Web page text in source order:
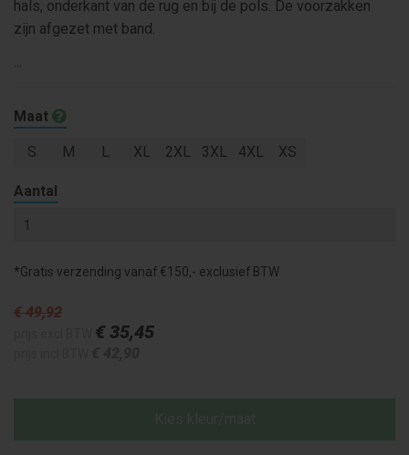
hals, onderkant van de rug en bij de pols. De voorzakken
zijn afgezet met band.
...
Maat
S M L XL 2XL 3XL 4XL XS
Aantal
*Gratis verzending vanaf €150,- exclusief BTW
€ 49,92
€ 35,45